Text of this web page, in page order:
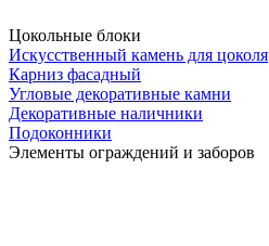
Цокольные блоки
Искусственный камень для цоколя
Карниз фасадный
Угловые декоративные камни
Декоративные наличники
Подоконники
Элементы ограждений и заборов